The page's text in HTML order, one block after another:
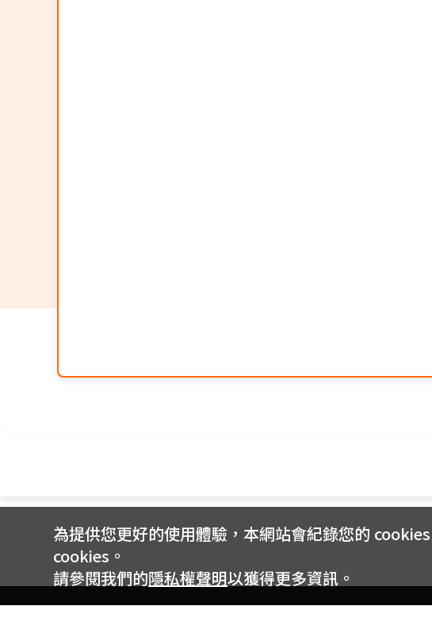
為提供您更好的使用體驗，本網站會紀錄您的
cookies。
請參閱我們的隱私權聲明以獲得更多資訊。